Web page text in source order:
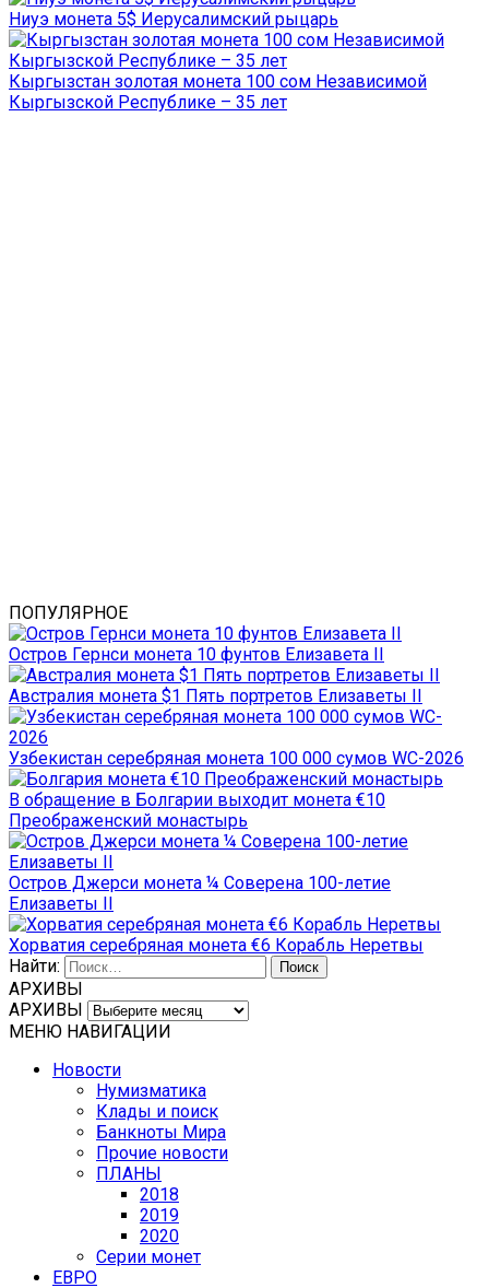
Ниуэ монета 5$ Иерусалимский рыцарь
Кыргызстан золотая монета 100 сом Независимой
Кыргызской Республике – 35 лет
ПОПУЛЯРНОЕ
Остров Гернси монета 10 фунтов Елизавета II
Австралия монета $1 Пять портретов Елизаветы II
Узбекистан серебряная монета 100 000 сумов WC-2026
В обращение в Болгарии выходит монета €10
Преображенский монастырь
Остров Джерси монета ¼ Соверена 100-летие
Елизаветы II
Хорватия серебряная монета €6 Корабль Неретвы
Найти:
АРХИВЫ
АРХИВЫ
МЕНЮ НАВИГАЦИИ
Новости
Нумизматика
Клады и поиск
Банкноты Мира
Прочие новости
ПЛАНЫ
2018
2019
2020
Серии монет
ЕВРО